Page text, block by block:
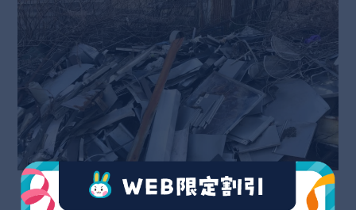
『杉並区生活安全及び環境美化に関する条例(安全